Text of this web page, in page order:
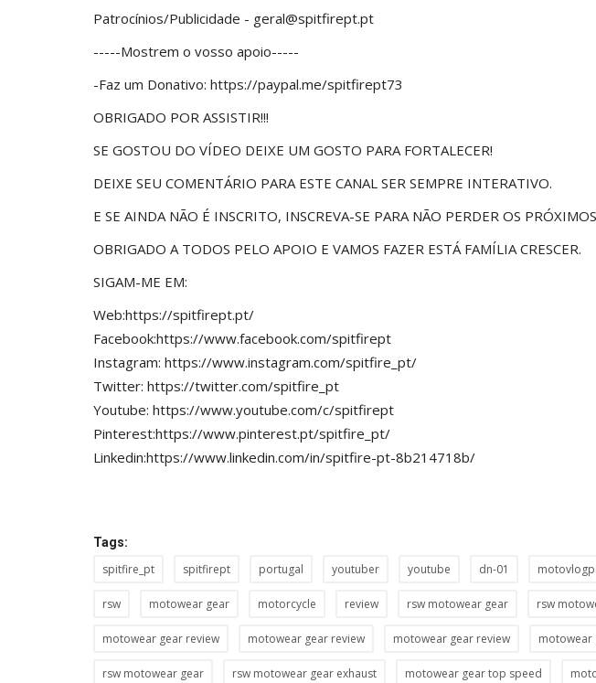
Patrocínios/Publicidade - geral@spitfirept.pt
-----Mostrem o vosso apoio-----
-Faz um Donativo: https://paypal.me/spitfirept73
OBRIGADO POR ASSISTIR!!!
SE GOSTOU DO VÍDEO DEIXE UM GOSTO PARA FORTALECER!
DEIXE SEU COMENTÁRIO PARA ESTE CANAL SER SEMPRE INTERATIVO.
E SE AINDA NÃO É INSCRITO, INSCREVA-SE PARA NÃO PERDER OS
OBRIGADO A TODOS PELO APOIO E VAMOS FAZER ESTÁ FAMÍLIA CRESCER.
SIGAM-ME EM:
Web:https://spitfirept.pt/
Facebook:https://www.facebook.com/spitfirept
Instagram: https://www.instagram.com/spitfire_pt/
Twitter: https://twitter.com/spitfire_pt
Youtube: https://www.youtube.com/c/spitfirept
Pinterest:https://www.pinterest.pt/spitfire_pt/
Linkedin:https://www.linkedin.com/in/spitfire-pt-8b214718b/
Tags:
spitfire_pt spitfirept portugal youtuber youtube dn-01
rsw motowear gear motorcycle review rsw motowear gear rsw
motowear gear review motowear gear review motowear gear review motowear
rsw motowear gear rsw motowear gear exhaust motowear gear top speed